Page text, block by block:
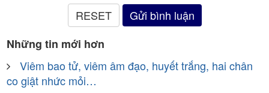
Những tin mới hơn
Viêm bao tử, viêm âm đạo, huyết trắng, hai chân
co giật nhức mỏi…